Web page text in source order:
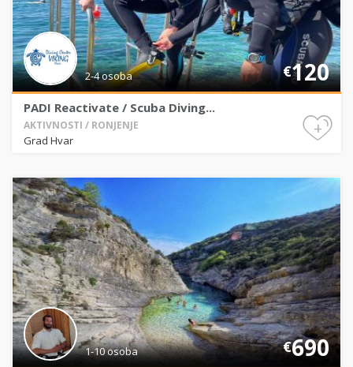
2-4 osoba €120
PADI Reactivate / Scuba Diving...
AKTIVNOSTI / RONJENJE
Grad Hvar
+
1-10 osoba €690